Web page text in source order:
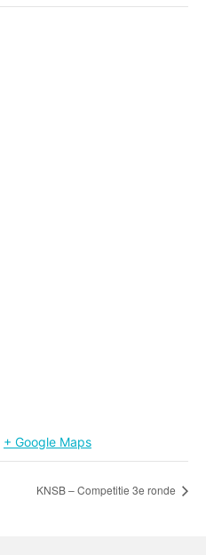
+ Google Maps
KNSB – Competitie 3e ronde